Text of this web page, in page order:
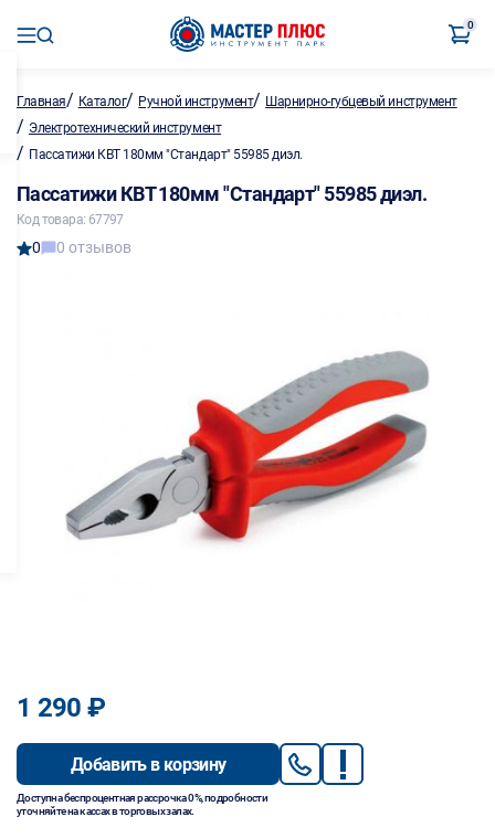
0
Главная/ Каталог/ Ручной инструмент/ Шарнирно-губцевый инструмент
/ Электротехнический инструмент
/ Пассатижи КВТ 180мм "Стандарт" 55985 диэл.
Пассатижи КВТ 180мм "Стандарт" 55985 диэл.
Код товара: 67797
0 0 отзывов
1 290 ₽
Добавить в корзину
Доступна беспроцентная рассрочка 0%, подробности
уточняйте на кассах в торговых залах.